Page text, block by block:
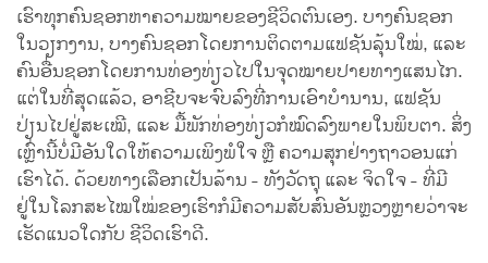
ເຮົາທຸກຄົນຊອກຫາຄວາມໝາຍຂອງຊີວິດຕົນເອງ. ບາງຄົນຊອກ
ໃນວຽກງານ, ບາງຄົນຊອກໂດຍການຕິດຕາມແຟຊັນລຸ້ນໃໝ່, ແລະ
ຄົນອື່ນຊອກໂດຍການທ່ອງທ່ຽວໄປໃນຈຸດໝາຍປາຍທາງແສນໄກ.
ແຕ່ໃນທີ່ສຸດແລ້ວ, ອາຊີບຈະຈົບລົງທີ່ການເອົາບຳນານ, ແຟຊັນ
ປ່ຽນໄປຢູ່ສະເໝີ, ແລະ ມື້ພັກທ່ອງທ່ຽວກໍໝົດລົງພາຍໃນພິບຕາ. ສິ່ງ
ເຫຼົ່ານີ້ບໍ່ມີອັນໃດໃຫ້ຄວາມເພິງພໍໃຈ ຫຼື ຄວາມສຸກຢ່າງຖາວອນແກ່
ເຮົາໄດ້. ດ້ວຍທາງເລືອກເປັນລ້ານ - ທັງວັດຖຸ ແລະ ຈິດໃຈ - ທີ່ມີ
ຢູ່ໃນໂລກສະໄໝໃໝ່ຂອງເຮົາກໍມີຄວາມສັບສົນອັນຫຼວງຫຼາຍວ່າຈະ
ເຮັດແນວໃດກັບ ຊີວິດເຮົາດີ.